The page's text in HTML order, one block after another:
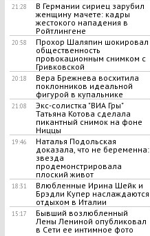
21:28
В Германии сириец зарубил
женщину мачете: кадры
жестокого нападения в
Ройтлингене
20:58
Прохор Шаляпин шокировал
общественность
провокационным снимком с
Гривковской
20:18
Вера Брежнева восхитила
поклонников идеальной
фигурой в купальнике
21:08
Экс-солистка "ВИА Гры"
Татьяна Котова сделала
пикантный снимок на фоне
Ниццы
19:46
Наталья Подольская
доказала, что не беременна:
звезда
продемонстрировала
плоский живот
18:31
Влюбленные Ирина Шейк и
Брэдли Купер наслаждаются
отдыхом в Италии
15:17
Бывший возлюбленный
Лены Лениной опубликовал
в Сети ее интимное фото